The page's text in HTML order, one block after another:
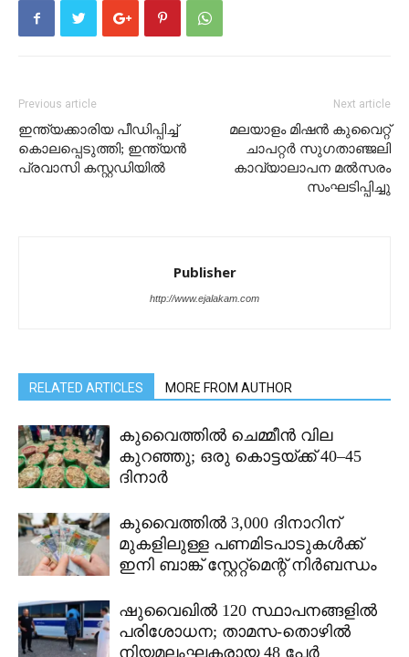
Previous article
ഇന്ത്യക്കാരിയ പീഡിപ്പിച്ച്
കൊലപ്പെടുത്തി; ഇന്ത്യൻ
പ്രവാസി കസ്റ്റഡിയിൽ
Next article
മലയാളം മിഷൻ കുവൈറ്റ്‌
ചാപറ്റർ സുഗതാഞ്ജലി
കാവ്യാലാപന മൽസരം
സംഘടിപ്പിച്ചു
Publisher
http://www.ejalakam.com
RELATED ARTICLES MORE FROM AUTHOR
കുവൈത്തിൽ ചെമ്മീൻ വില
കുറഞ്ഞു; ഒരു കൊട്ടയ്ക്ക് 40–45
ദിനാർ
കുവൈത്തിൽ 3,000 ദിനാറിന്
മുകളിലുള്ള പണമിടപാടുകൾക്ക്
ഇനി ബാങ്ക് സ്റ്റേറ്റ്മെന്റ് നിർബന്ധം
ഷുവൈഖിൽ 120 സ്ഥാപനങ്ങളിൽ
പരിശോധന; താമസ-തൊഴിൽ
നിയമലംഘകരായ 48 പേർ